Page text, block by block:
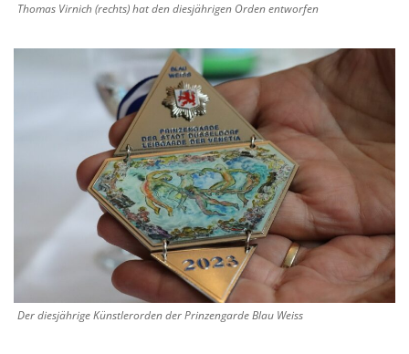
Thomas Virnich (rechts) hat den diesjährigen Orden entworfen
Der diesjährige Künstlerorden der Prinzengarde Blau Weiss